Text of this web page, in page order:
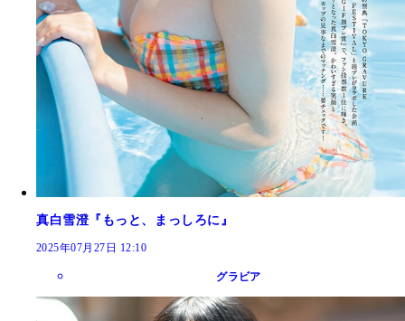
真白雪澄『もっと、まっしろに』
2025年07月27日 12:10
グラビア